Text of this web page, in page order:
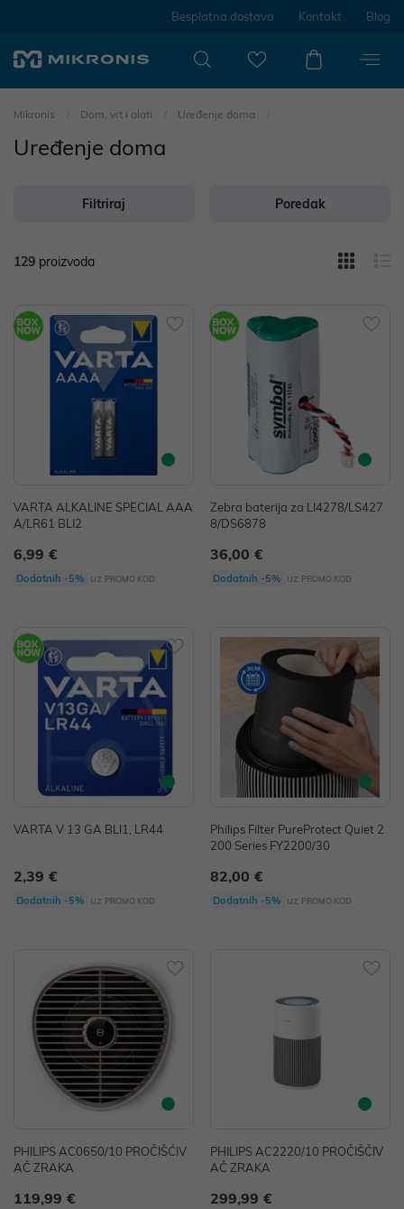
Besplatna dostava Kontakt Blog
Mikronis Dom, vrt i alati Uređenje doma
Uređenje doma
Filtriraj Poredak
129 proizvoda
VARTA ALKALINE SPECIAL AAA
A/LR61 BLI2
6,99 €
Dodatnih -5% uz PROMO KOD
Zebra baterija za LI4278/LS427
8/DS6878
36,00 €
Dodatnih -5% uz PROMO KOD
VARTA V 13 GA BLI1, LR44
2,39 €
Dodatnih -5% uz PROMO KOD
Philips Filter PureProtect Quiet 2
200 Series FY2200/30
82,00 €
Dodatnih -5% uz PROMO KOD
PHILIPS AC0650/10 PROČIŠĆIV
AČ ZRAKA
119,99 €
PHILIPS AC2220/10 PROČIŠČIV
AČ ZRAKA
299,99 €